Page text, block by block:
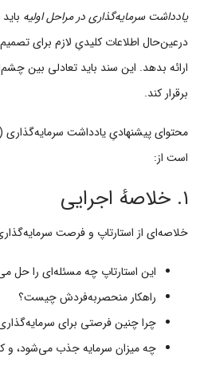
یادداشت سرمایه‌گذاری در مراحل اولیه
درعین‌حال اطلاعات کلیدیِ لازم برای
ارائه بدهد. این سند باید تعادلی بین
برقرار کند.
است از:
۱. خلاصهٔ اجرایی
خلاصه‌ای از استارتاپ و فرصت
این استارتاپ چه مسئله‌ای را حل
راهکار منحصربه‌فردش چیست؟
چرا چنین فرصتی برای
چه میزان سرمایه جذب می‌شود،